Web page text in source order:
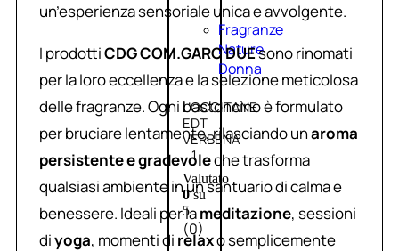
Fragranze
Nature
Donna
L’OCCITANE
EDT
VERBENA
1
Valutato
0su
5
(0)
un’esperienza sensoriale unica e avvolgente.
I prodottiCDG COM.GARC DUEsono rinomati
per la loro eccellenza e la selezione meticolosa
delle fragranze. Ogni bastoncino è formulato
per bruciare lentamente, rilasciando unaroma
persistente e gradevoleche trasforma
qualsiasi ambiente in un santuario di calma e
benessere. Ideali per lameditazione, sessioni
diyoga, momenti di relaxo semplicemente